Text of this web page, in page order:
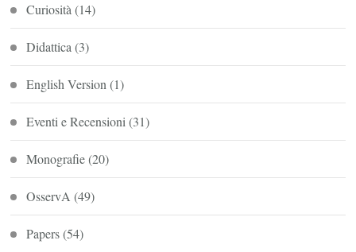
Curiosità(14)
Didattica(3)
English Version(1)
Eventi e Recensioni(31)
Monografie(20)
OsservA (49)
Papers(54)